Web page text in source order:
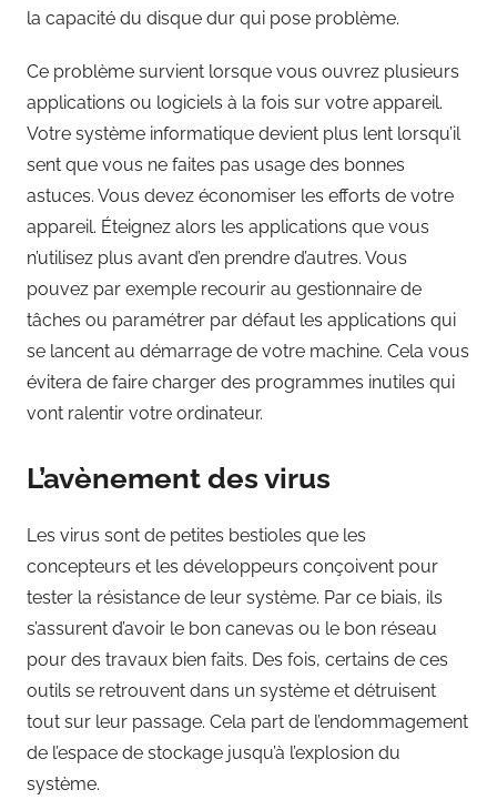
la capacité du disque dur qui pose problème.
Ce problème survient lorsque vous ouvrez plusieurs
applications ou logiciels à la fois sur votre appareil.
Votre système informatique devient plus lent lorsqu’il
sent que vous ne faites pas usage des bonnes
astuces. Vous devez économiser les efforts de votre
appareil. Éteignez alors les applications que vous
n’utilisez plus avant d’en prendre d’autres. Vous
pouvez par exemple recourir au gestionnaire de
tâches ou paramétrer par défaut les applications qui
se lancent au démarrage de votre machine. Cela vous
évitera de faire charger des programmes inutiles qui
vont ralentir votre ordinateur.
L’avènement des virus
Les virus sont de petites bestioles que les
concepteurs et les développeurs conçoivent pour
tester la résistance de leur système. Par ce biais, ils
s’assurent d’avoir le bon canevas ou le bon réseau
pour des travaux bien faits. Des fois, certains de ces
outils se retrouvent dans un système et détruisent
tout sur leur passage. Cela part de l’endommagement
de l’espace de stockage jusqu’à l’explosion du
système.